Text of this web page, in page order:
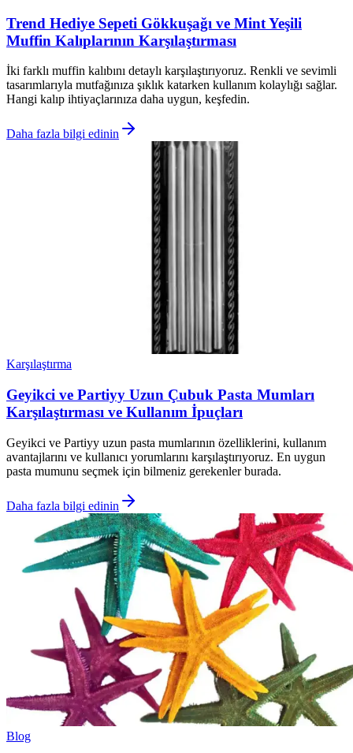
Trend Hediye Sepeti Gökkuşağı ve Mint Yeşili
Muffin Kalıplarının Karşılaştırması
İki farklı muffin kalıbını detaylı karşılaştırıyoruz. Renkli ve sevimli
tasarımlarıyla mutfağınıza şıklık katarken kullanım kolaylığı sağlar.
Hangi kalıp ihtiyaçlarınıza daha uygun, keşfedin.
Daha fazla bilgi edinin
Karşılaştırma
Geyikci ve Partiyy Uzun Çubuk Pasta Mumları
Karşılaştırması ve Kullanım İpuçları
Geyikci ve Partiyy uzun pasta mumlarının özelliklerini, kullanım
avantajlarını ve kullanıcı yorumlarını karşılaştırıyoruz. En uygun
pasta mumunu seçmek için bilmeniz gerekenler burada.
Daha fazla bilgi edinin
Blog